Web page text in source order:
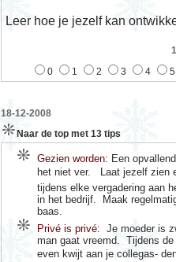
Leer hoe je jezelf kan
0
1 2 3 4
18-12-2008
Naar de top met 13 tips
Gezien worden: Een
het niet ver.
Laat jezelf zien
tijdens elke vergadering aan
in het bedrijf.
Maak
baas.
Privé is privé: Je moeder is
man gaat vreemd.
Tijdens
even kwijt aan je collegas-